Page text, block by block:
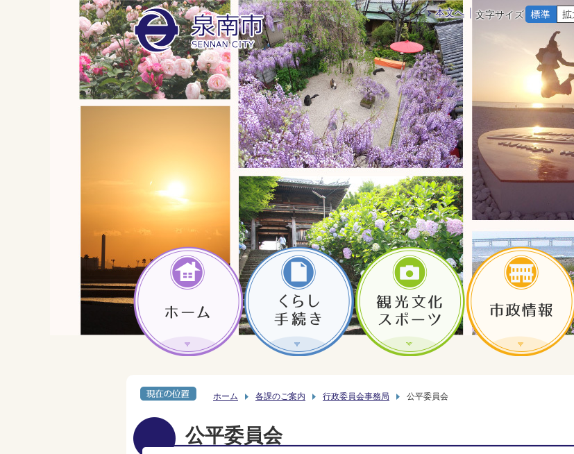
本文へ 文字サイズ
ホーム 各課のご案内 行政委員会事務局 公平委員会
公平委員会